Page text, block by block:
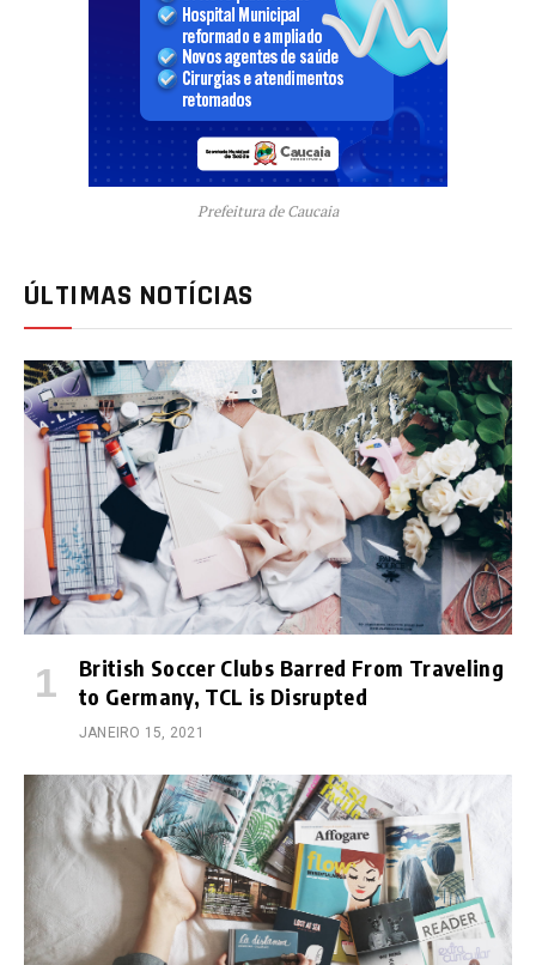
Prefeitura de Caucaia
ÚLTIMAS NOTÍCIAS
British Soccer Clubs Barred From Traveling
to Germany, TCL is Disrupted
JANEIRO 15, 2021